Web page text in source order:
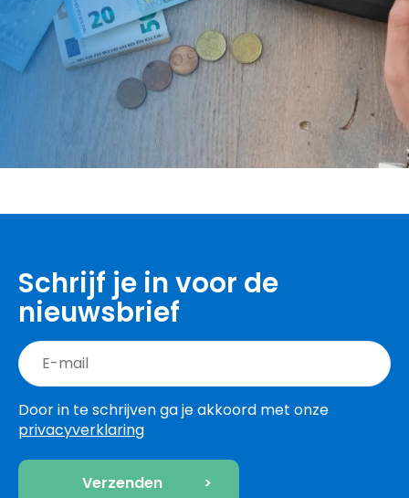
Schrijf je in voor de
nieuwsbrief
Door in te schrijven ga je akkoord met onze
privacyverklaring